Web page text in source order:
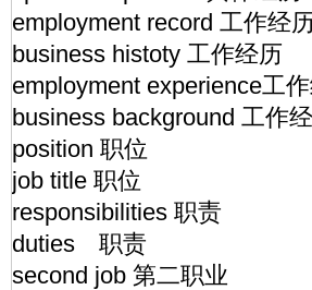
employment record 工作经
business histoty 工作经历
employment experience工
business background 工作
position 职位
job title 职位
responsibilities 职责
duties 职责
second job 第二职业